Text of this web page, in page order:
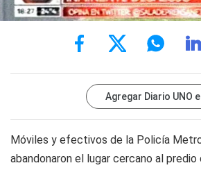
Agregar Diario UNO
Móviles y efectivos de la Policía
abandonaron el lugar cercano al predio